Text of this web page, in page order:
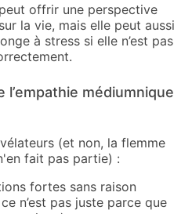
offrir une perspective
la vie, mais elle peut aussi
à stress si elle n’est pas
médiumnique
(et non, la flemme
fait pas partie) :
fortes sans raison
n’est pas juste parce que